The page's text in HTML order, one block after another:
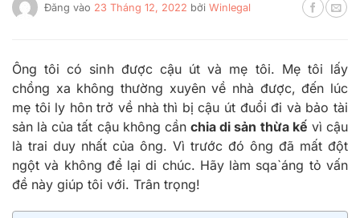
Đăng vào 23 Tháng 12, 2022 bởi Winlegal
Ông tôi có sinh được cậu út và mẹ tôi. Mẹ tôi lấy
chồng xa không thường xuyên về nhà được, đến lúc
mẹ tôi ly hôn trở về nhà thì bị cậu út đuổi đi và bảo tài
sản là của tất cậu không cầnchia di sản thừa kế vì cậu
là trai duy nhất của ông. Vì trước đó ông đã mất đột
ngột và không để lại di chúc. Hãy làm sqa`áng tỏ vấn
đề này giúp tôi với. Trân trọng!